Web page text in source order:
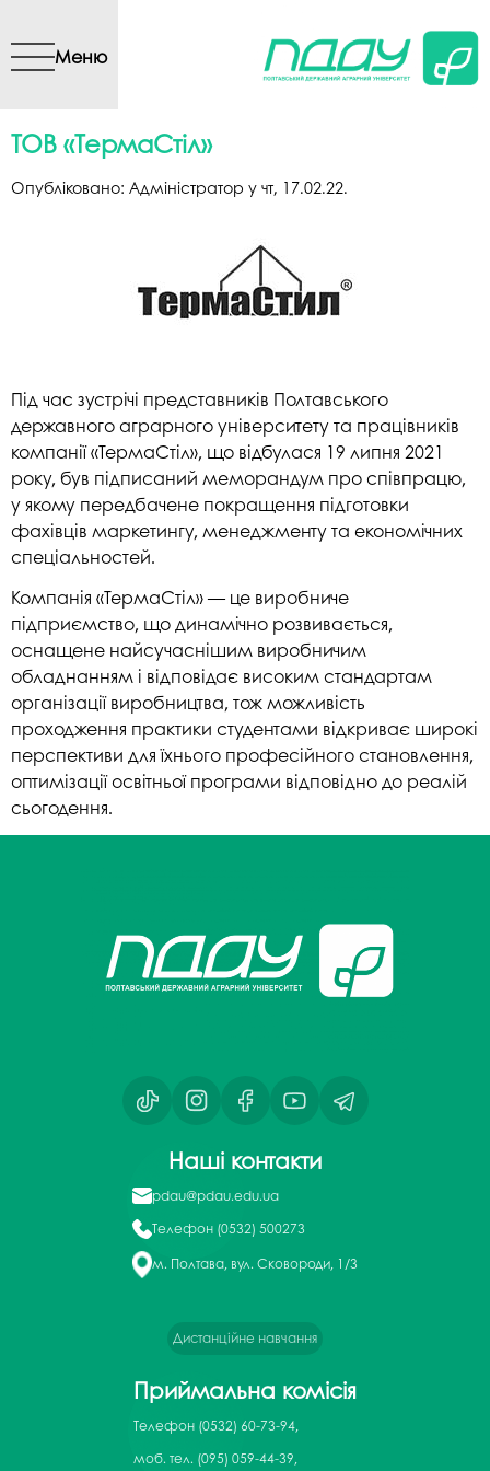
вмісту
Меню
ТОВ «ТермаСтіл»
Опубліковано: Адміністратор у чт, 17.02.22.
Під час зустрічі представників Полтавського
державного аграрного університету та працівників
компанії «ТермаСтіл», що відбулася 19 липня 2021
року, був підписаний меморандум про співпрацю,
у якому передбачене покращення підготовки
фахівців маркетингу, менеджменту та економічних
спеціальностей.
Компанія «ТермаСтіл» — це виробниче
підприємство, що динамічно розвивається,
оснащене найсучаснішим виробничим
обладнанням і відповідає високим стандартам
організації виробництва, тож можливість
проходження практики студентами відкриває широкі
перспективи для їхнього професійного становлення,
оптимізації освітньої програми відповідно до реалій
сьогодення.
Наші контакти
pdau@pdau.edu.ua
Телефон (0532) 500273
м. Полтава, вул. Сковороди, 1/3
Дистанційне навчання
Приймальна комісія
Телефон (0532) 60-73-94,
моб. тел. (095) 059-44-39,